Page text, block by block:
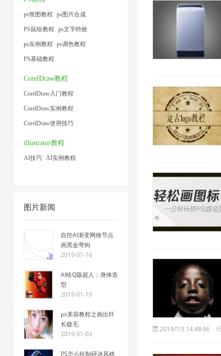
ps抠图教程 ps图片合成
PS鼠绘教程 ps文字特效
ps实例教程 ps调色教程
PS基础教程
CorelDraw教程
CorelDraw入门教程
CorelDraw实例教程
CorelDraw使用技巧
illustrator教程
AI技巧 AI实例教程
图片新闻
自控AI渐变网格节点
画黑金弯钩
2019-01-16
AI绘Q版超人：身体造
型
2019-01-16
ps美容教程之画出纤
长睫毛
2019-01-03
PS怎么绘制碎冰风格
2019/1/3 14:48:06